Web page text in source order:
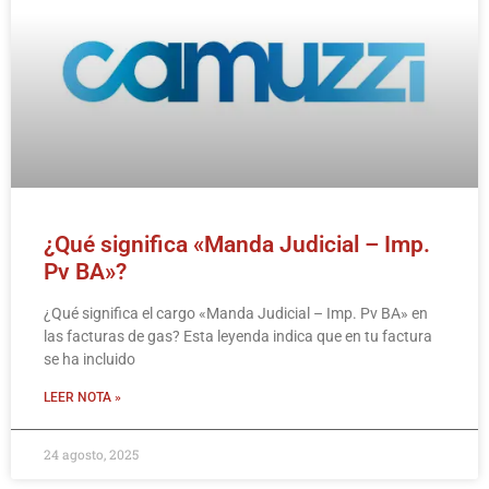
¿Qué significa «Manda Judicial – Imp.
Pv BA»?
¿Qué significa el cargo «Manda Judicial – Imp. Pv BA» en
las facturas de gas? Esta leyenda indica que en tu factura
se ha incluido
LEER NOTA »
24 agosto, 2025